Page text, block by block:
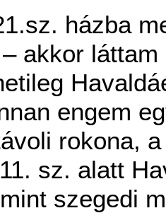
házba
akkor
engem
rokona,
sz. alatt
szegedi